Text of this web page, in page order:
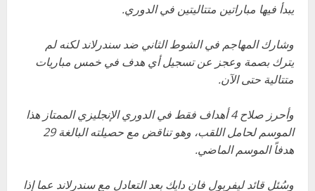
يبدأ فيها مباراتين متتاليتين في الدوري.
وشارك المهاجم في الشوط الثاني ضد سندرلاند لكنه لم
يترك بصمة وعجز عن تسجيل أي هدف في خمس مباريات
متتالية حتى الآن.
وأحرز صلاح 4 أهداف فقط في الدوري الإنجليزي الممتاز هذا
الموسم لحامل اللقب، وهو تناقض مع حصيلته البالغة 29
هدفاً الموسم الماضي.
وسُئل قائد ليفربول فان دايك بعد التعادل مع سندرلاند عما إذا